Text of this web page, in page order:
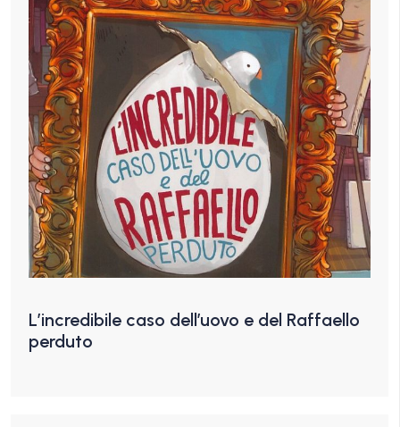
L’incredibile caso dell’uovo e del Raffaello
perduto